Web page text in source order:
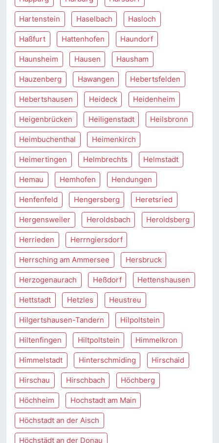
Hartenstein Haselbach Hasloch
Haßfurt Hattenhofen Haundorf
Haunsheim Hausen Hausham
Hauzenberg Hawangen Hebertsfelden
Hebertshausen Heideck Heidenheim
Heigenbrücken Heiligenstadt Heilsbronn
Heimbuchenthal Heimenkirch
Heimertingen Helmbrechts Helmstadt
Hemau Hemhofen Hendungen
Henfenfeld Hengersberg Heretsried
Hergensweiler Heroldsbach Heroldsberg
Herrieden Herrngiersdorf
Herrsching am Ammersee Hersbruck
Herzogenaurach Heßdorf Hettenshausen
Hettstadt Hetzles Heustreu
Hilgertshausen-Tandern Hilpoltstein
Hiltenfingen Hiltpoltstein Himmelkron
Himmelstadt Hinterschmiding Hirschaid
Hirschau Hirschbach Höchberg
Höchheim Hochstadt am Main
Höchstadt an der Aisch
Höchstädt an der Donau